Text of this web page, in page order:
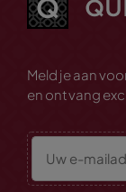
Meld je aan
en ontvang